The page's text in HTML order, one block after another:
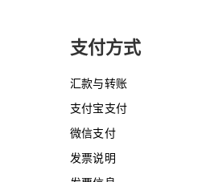
支付方式
汇款与转账
支付宝支付
微信支付
发票说明